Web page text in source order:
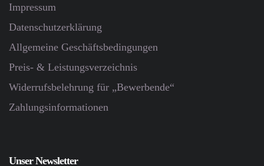
Impressum
Datenschutz­erklärung
Allgemeine Geschäftsbedingungen
Preis- & Leistungsverzeichnis
Widerrufsbelehrung für „Bewerbende“
Zahlungsinformationen
Unser Newsletter